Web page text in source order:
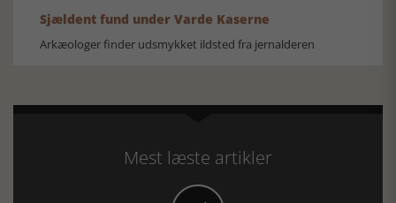
Sjældent fund under Varde Kaserne
Arkæologer finder udsmykket ildsted fra jernalderen
Mest læste artikler